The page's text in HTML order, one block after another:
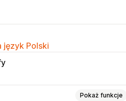
język Polski
Pokaż funkcje